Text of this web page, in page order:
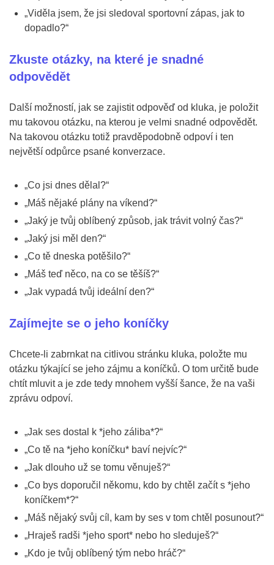
„Viděla jsem, že jsi sledoval sportovní zápas, jak to
dopadlo?“
Zkuste otázky, na které je snadné
odpovědět
Další možností, jak se zajistit odpověď od kluka, je položit
mu takovou otázku, na kterou je velmi snadné odpovědět.
Na takovou otázku totiž pravděpodobně odpoví i ten
největší odpůrce psané konverzace.
„Co jsi dnes dělal?“
„Máš nějaké plány na víkend?“
„Jaký je tvůj oblíbený způsob, jak trávit volný čas?“
„Jaký jsi měl den?“
„Co tě dneska potěšilo?“
„Máš teď něco, na co se těšíš?“
„Jak vypadá tvůj ideální den?“
Zajímejte se o jeho koníčky
Chcete-li zabrnkat na citlivou stránku kluka, položte mu
otázku týkající se jeho zájmu a koníčků. O tom určitě bude
chtít mluvit a je zde tedy mnohem vyšší šance, že na vaši
zprávu odpoví.
„Jak ses dostal k *jeho záliba*?“
„Co tě na *jeho koníčku* baví nejvíc?“
„Jak dlouho už se tomu věnuješ?“
„Co bys doporučil někomu, kdo by chtěl začít s *jeho
koníčkem*?“
„Máš nějaký svůj cíl, kam by ses v tom chtěl posunout?“
„Hraješ radši *jeho sport* nebo ho sleduješ?“
„Kdo je tvůj oblíbený tým nebo hráč?“